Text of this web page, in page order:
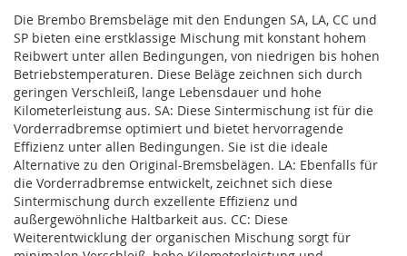
Die Brembo Bremsbeläge mit den Endungen SA, LA, CC und
SP bieten eine erstklassige Mischung mit konstant hohem
Reibwert unter allen Bedingungen, von niedrigen bis hohen
Betriebstemperaturen. Diese Beläge zeichnen sich durch
geringen Verschleiß, lange Lebensdauer und hohe
Kilometerleistung aus. SA: Diese Sintermischung ist für die
Vorderradbremse optimiert und bietet hervorragende
Effizienz unter allen Bedingungen. Sie ist die ideale
Alternative zu den Original-Bremsbelägen. LA: Ebenfalls für
die Vorderradbremse entwickelt, zeichnet sich diese
Sintermischung durch exzellente Effizienz und
außergewöhnliche Haltbarkeit aus. CC: Diese
Weiterentwicklung der organischen Mischung sorgt für